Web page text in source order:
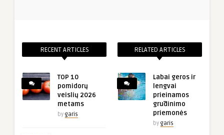
RECENT ARTICLES
TOP 10
pomidorų
veislių 2026
metams
by garis
RELATED ARTICLES
Labai geros ir
lengvai
prieinamos
grūdinimo
priemonės
by garis